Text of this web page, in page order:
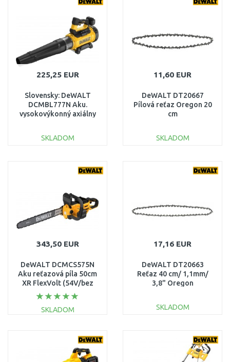
225,25 EUR
Slovensky: DeWALT
DCMBL777N Aku.
vysokovýkonný axiálny
SKLADOM
11,60 EUR
DeWALT DT20667
Pílová reťaz Oregon 20
cm
SKLADOM
343,50 EUR
DeWALT DCMCS575N
Aku reťazová píla 50cm
XR FlexVolt (54V/bez
aku)
SKLADOM
Porovnať
17,16 EUR
DeWALT DT20663
Reťaz 40 cm/ 1,1mm/
3,8" Oregon
SKLADOM
Porovnať